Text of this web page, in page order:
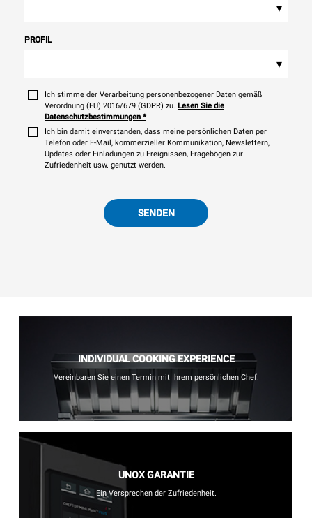
▾
PROFIL
▾
Ich stimme der Verarbeitung personenbezogener Daten gemäß
Verordnung (EU) 2016/679 (GDPR) zu. Lesen Sie die
Datenschutzbestimmungen *
Ich bin damit einverstanden, dass meine persönlichen Daten per
Telefon oder E-Mail, kommerzieller Kommunikation, Newslettern,
Updates oder Einladungen zu Ereignissen, Fragebögen zur
Zufriedenheit usw. genutzt werden.
SENDEN
INDIVIDUAL COOKING EXPERIENCE
Vereinbaren Sie einen Termin mit Ihrem persönlichen Chef.
UNOX GARANTIE
Ein Versprechen der Zufriedenheit.